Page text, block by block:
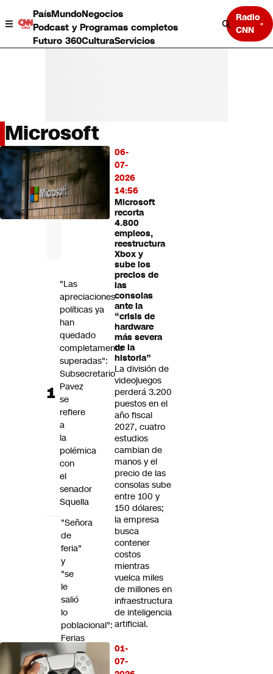
PaísMundoNegocios
Podcast y Programas completos
Futuro 360CulturaServicios
Radio
CNN
País
Mundo
Negocios
Deportes
Programas completos
Cultura
Microsoft
06-
07-
2026
14:56
Microsoft
recorta
4.800
empleos,
reestructura
Xbox y
sube los
precios de
las
consolas
ante la
“crisis de
hardware
más severa
de la
historia”
La división de
videojuegos
perderá 3.200
puestos en el
año fiscal
2027, cuatro
estudios
cambian de
manos y el
precio de las
consolas sube
entre 100 y
150 dólares;
la empresa
busca
contener
costos
mientras
vuelca miles
de millones en
infraestructura
de inteligencia
artificial.
01-
07-
LO
MÁS
LEÍDO
"Las
apreciaciones
políticas ya
han
quedado
completamente
superadas":
Subsecretario
Pavez
se
refiere
a
la
polémica
con
el
senador
Squella
"Señora
de
feria"
y
"se
le
salió
lo
poblacional":
Ferias
Libres
rechazan